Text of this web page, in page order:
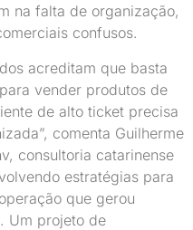
na falta de organização,
confusos.
acreditam que basta
vender produtos de
de alto ticket precisa
comenta Guilherme
consultoria catarinense
estratégias para
que gerou
Um projeto de